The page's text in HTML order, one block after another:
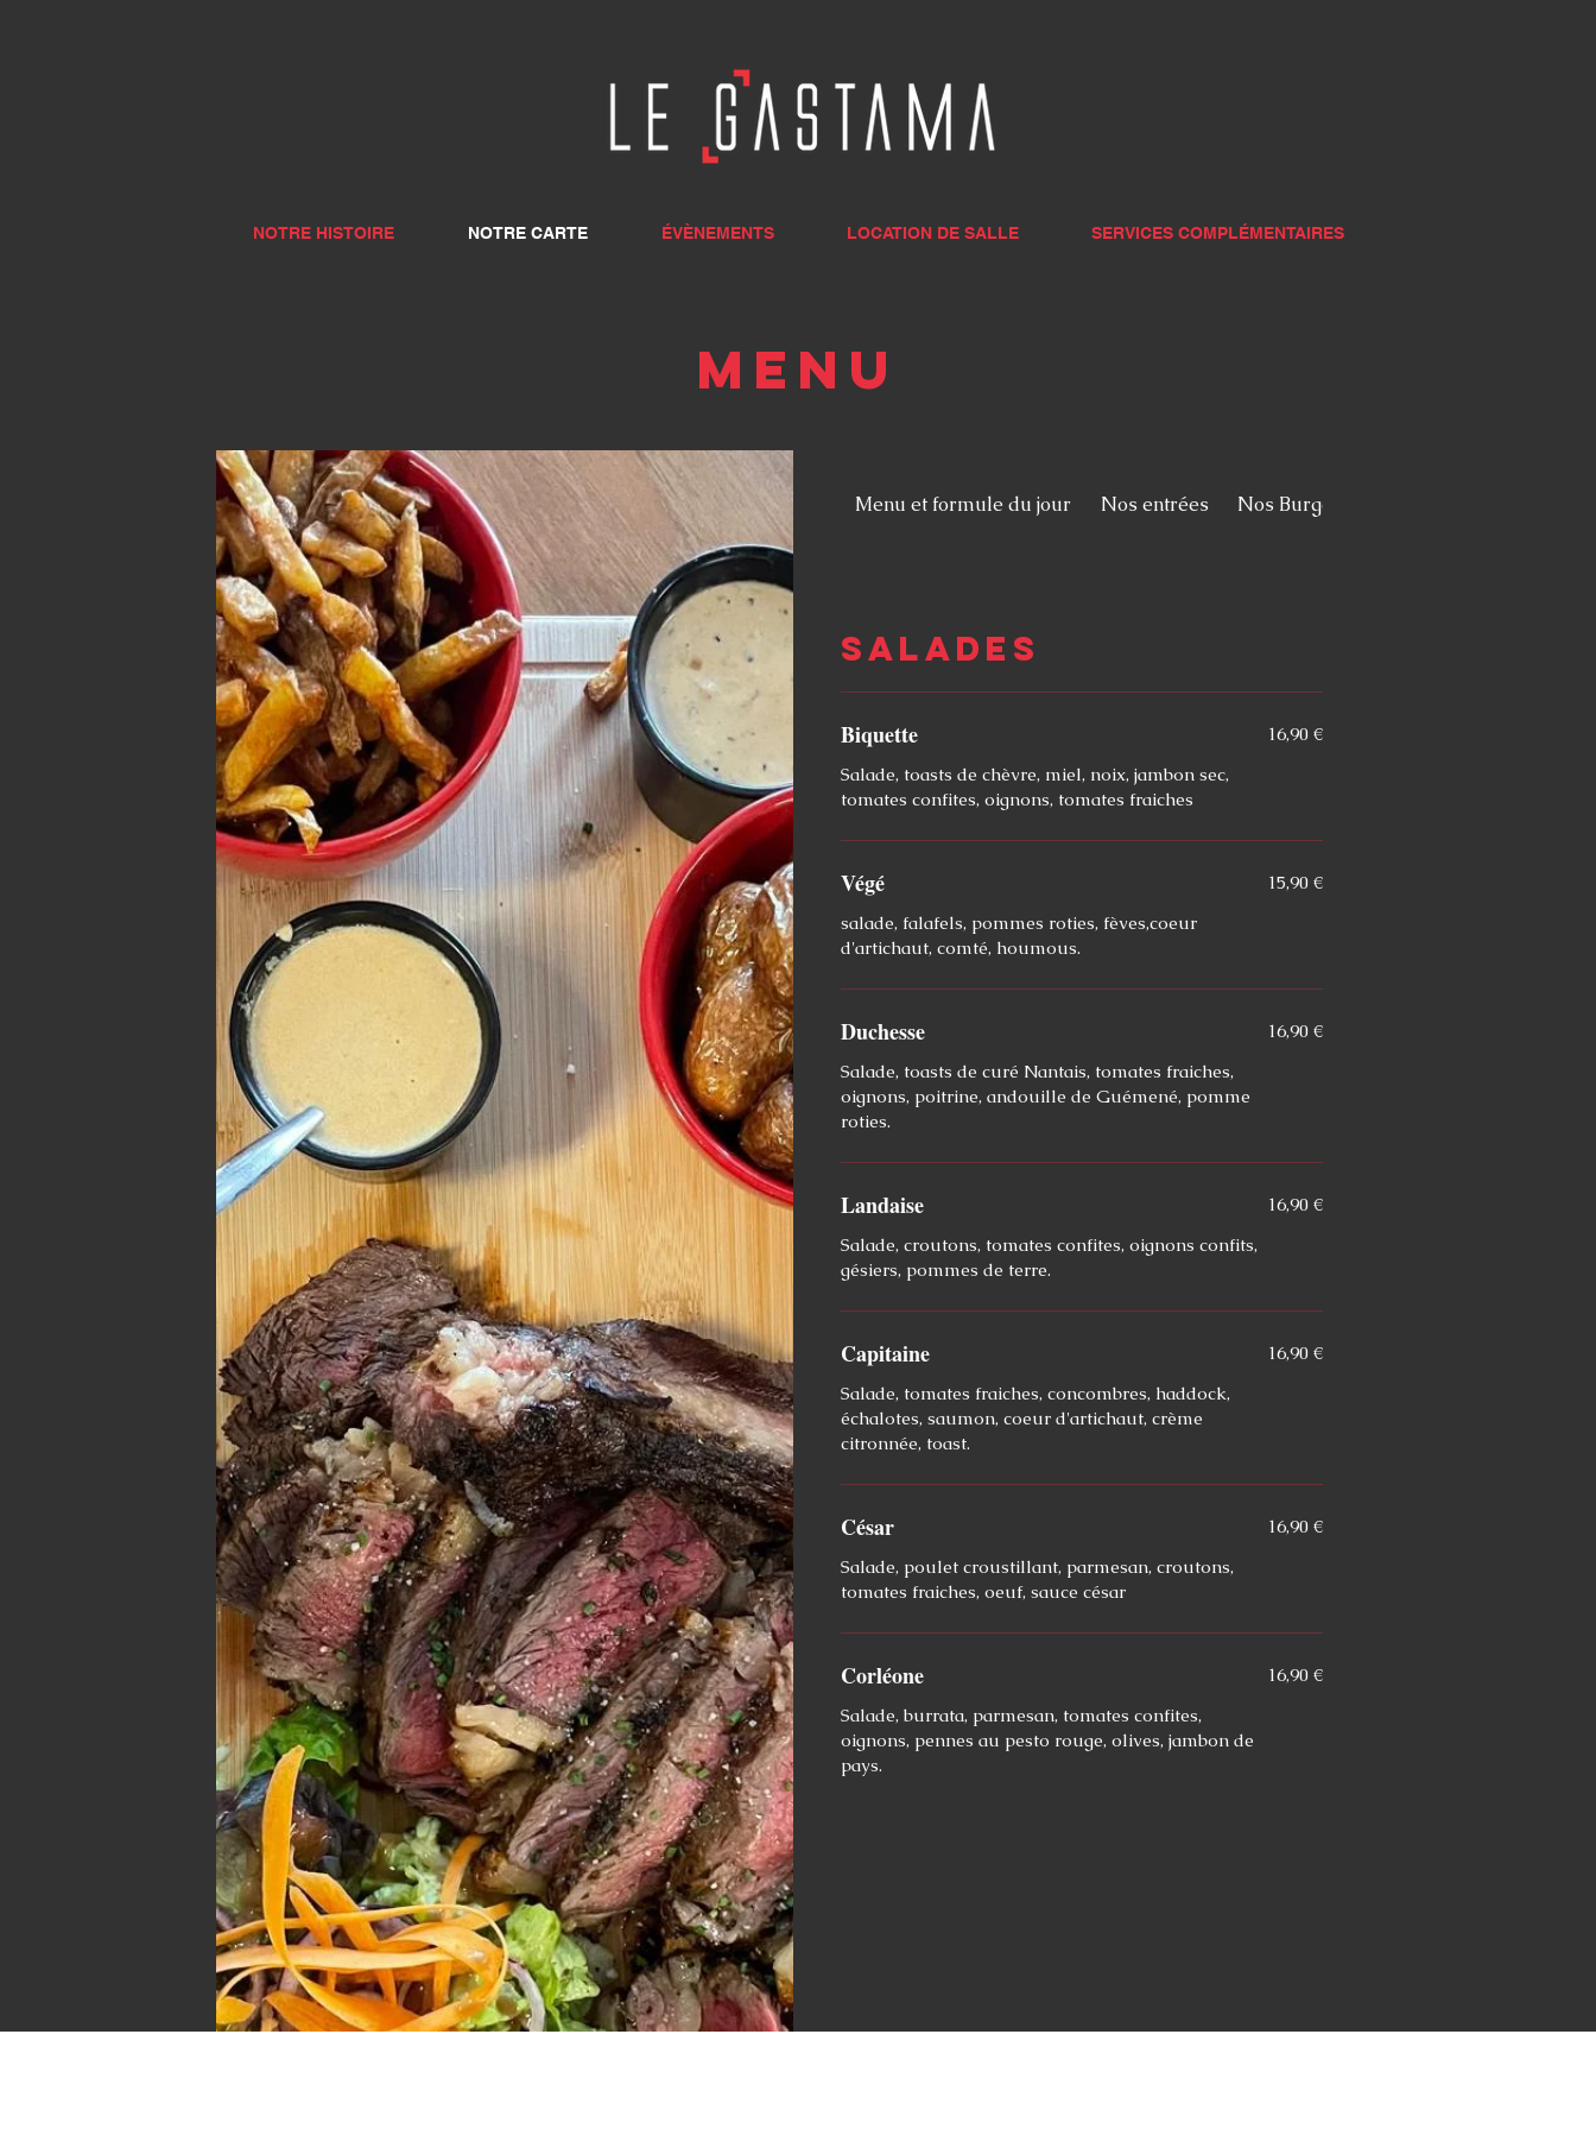
NOTRE HISTOIRE NOTRE CARTE ÉVÈNEMENTS LOCATION DE SALLE SERVICES COMPLÉMENTAIRES
Menu
Menu et formule du jour Nos entrées Nos Burgers
Salades
Biquette
Salade, toasts de chèvre, miel, noix, jambon sec,
tomates confites, oignons, tomates fraiches
16,90 €
Végé
salade, falafels, pommes roties, fèves,coeur
d'artichaut, comté, houmous.
15,90 €
Duchesse
Salade, toasts de curé Nantais, tomates fraiches,
oignons, poitrine, andouille de Guémené, pomme
roties.
16,90 €
Landaise
Salade, croutons, tomates confites, oignons confits,
gésiers, pommes de terre.
16,90 €
Capitaine
Salade, tomates fraiches, concombres, haddock,
échalotes, saumon, coeur d'artichaut, crème
citronnée, toast.
16,90 €
César
Salade, poulet croustillant, parmesan, croutons,
tomates fraiches, oeuf, sauce césar
16,90 €
Corléone
Salade, burrata, parmesan, tomates confites,
oignons, pennes au pesto rouge, olives, jambon de
pays.
16,90 €